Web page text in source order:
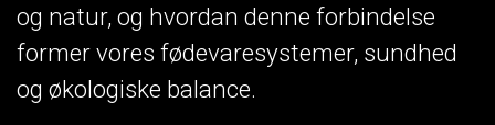
og natur, og hvordan denne forbindelse
former vores fødevaresystemer, sundhed
og økologiske balance.